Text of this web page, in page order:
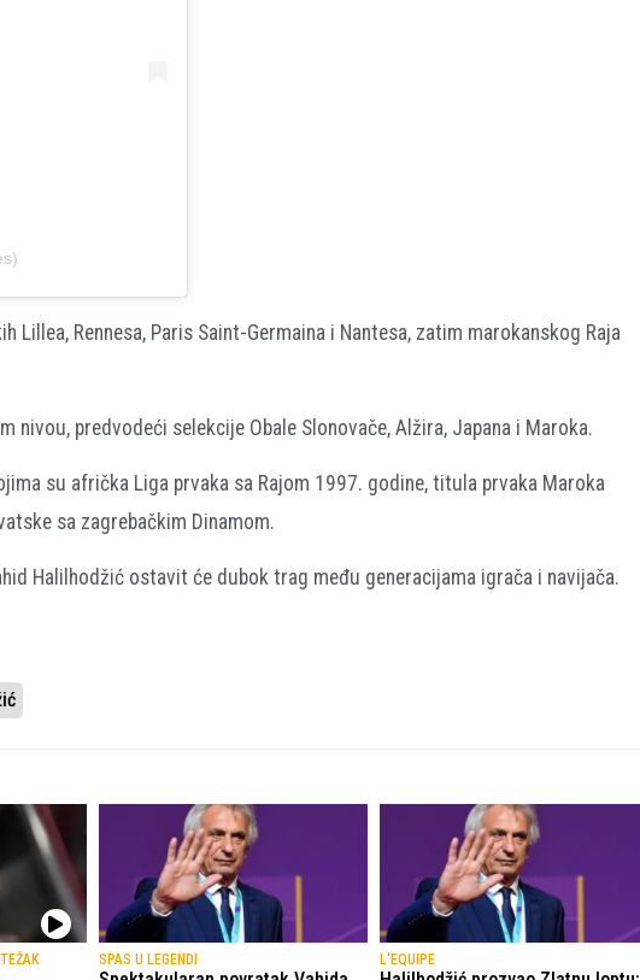
Rennesa, Paris Saint-Germaina i Nantesa, zatim marokanskog Raja
predvodeći selekcije Obale Slonovače, Alžira, Japana i Maroka.
su afrička Liga prvaka sa Rajom 1997. godine, titula prvaka Maroka
sa zagrebačkim Dinamom.
Halilhodžić ostavit će dubok trag među generacijama igrača i navijača.
SPAS U LEGENDI L'EQUIPE